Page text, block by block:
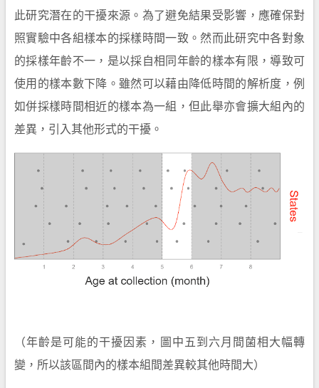
此研究潛在的干擾來源。為了避免結果受影響，應確保對
照實驗中各組樣本的採樣時間一致。然而此研究中各對象
的採樣年齡不一，是以採自相同年齡的樣本有限，導致可
使用的樣本數下降。雖然可以藉由降低時間的解析度，例
如併採樣時間相近的樣本為一組，但此舉亦會擴大組內的
差異，引入其他形式的干擾。
（年齡是可能的干擾因素，圖中五到六月間菌相大幅轉
變，所以該區間內的樣本組間差異較其他時間大）